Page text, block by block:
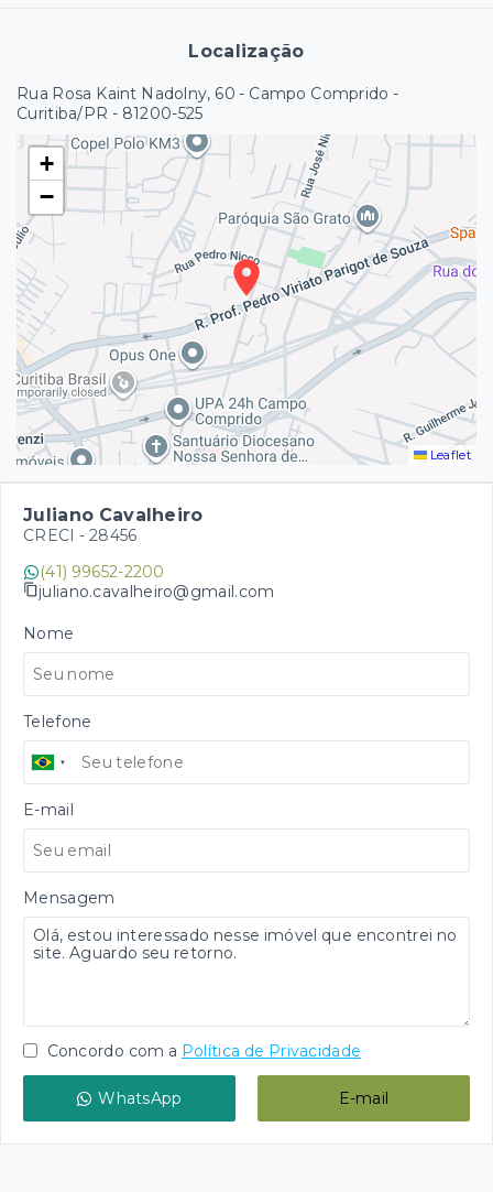
Localização
Rua Rosa Kaint Nadolny, 60 - Campo Comprido -
Curitiba/PR - 81200-525
+
−
Leaflet
Juliano Cavalheiro
CRECI - 28456
(41) 99652-2200
juliano.cavalheiro@gmail.com
Nome
Telefone
E-mail
Mensagem
Concordo com a Política de Privacidade
WhatsApp E-mail